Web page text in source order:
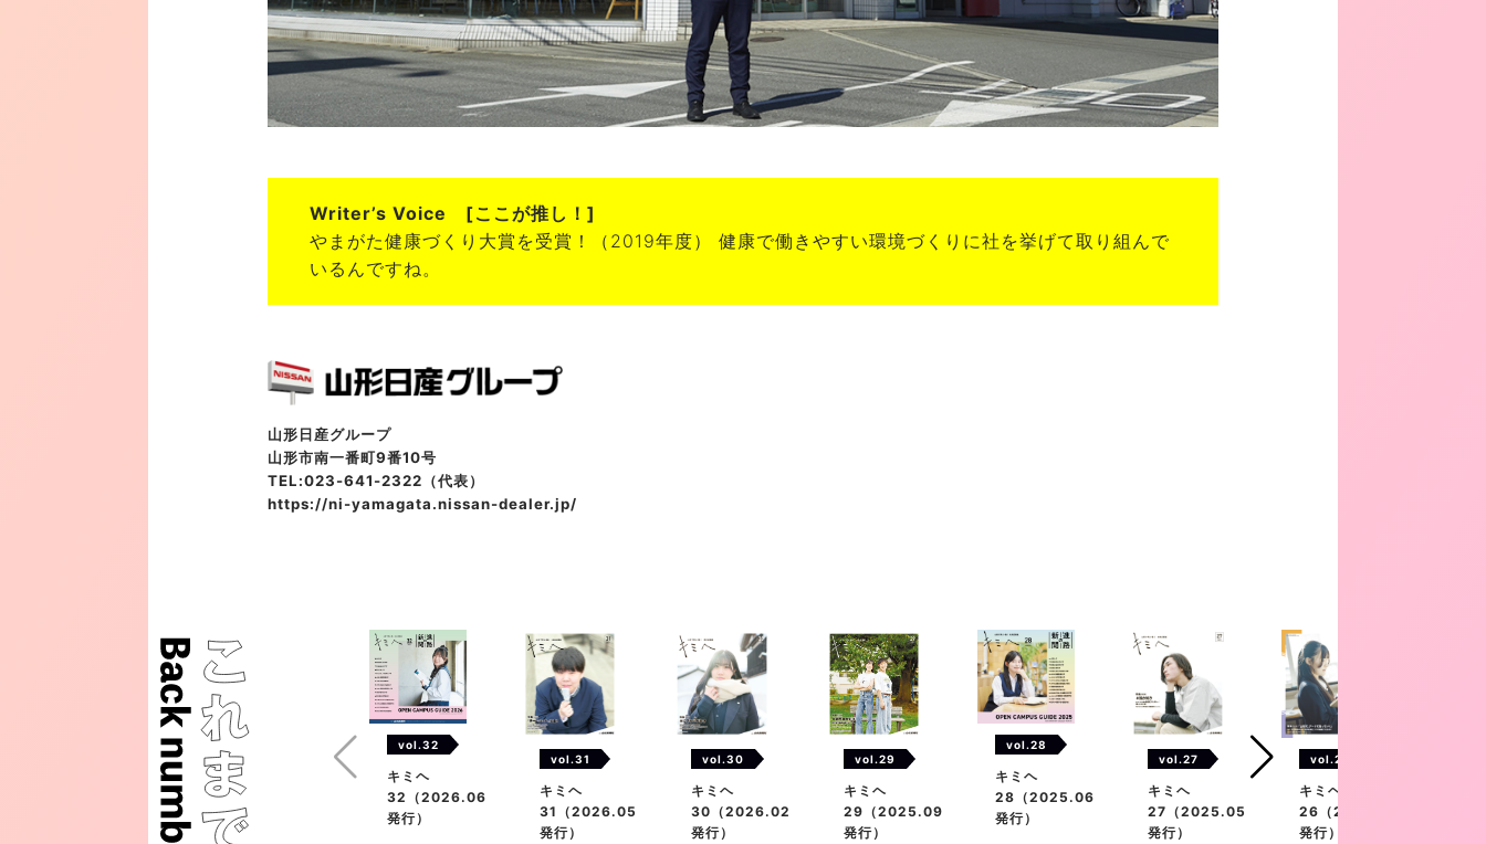
Writer’s Voice [ここが推し！]
やまがた健康づくり大賞を受賞！（2019年度） 健康で働きやすい環境づくりに社を挙げて取り組んで
いるんですね。
山形日産グループ
山形市南一番町9番10号
TEL:023-641-2322（代表）
https://ni-yamagata.nissan-dealer.jp/
vol.32
キミヘ
32（2026.06
発行）
vol.31
キミヘ
31（2026.05
発行）
vol.30
キミヘ
30（2026.02
発行）
vol.29
キミヘ
29（2025.09
発行）
vol.28
キミヘ
28（2025.06
発行）
vol.27
キミヘ
27（2025.05
発行）
vol.26
キミヘ
26（2025.02
発行）